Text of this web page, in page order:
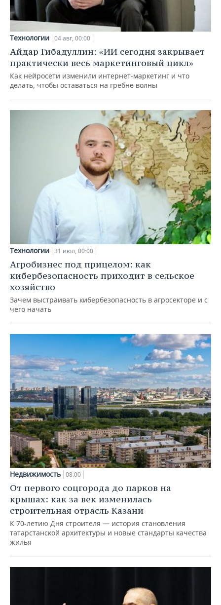
Технологии 04 авг, 00:00
Айдар Гибадуллин: «ИИ сегодня закрывает
практически весь маркетинговый цикл»
Как нейросети изменили интернет-маркетинг и что
делать, чтобы оставаться на гребне волны
Технологии 31 июл, 00:00
Агробизнес под прицелом: как
кибербезопасность приходит в сельское
хозяйство
Зачем выстраивать кибербезопасность в агросекторе и с
чего начать
Недвижимость 08:00
От первого соцгорода до парков на
крышах: как за век изменилась
строительная отрасль Казани
К 70-летию Дня строителя — история становления
татарстанской архитектуры и новые стандарты качества
жилья